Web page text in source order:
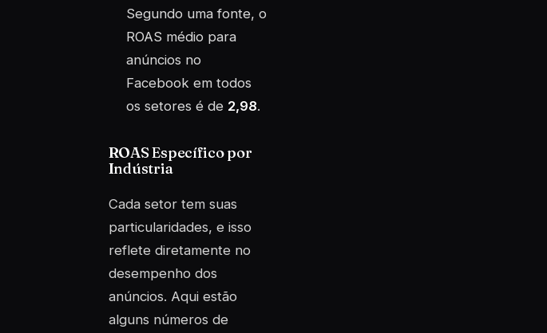
Segundo uma fonte, o
ROAS médio para
anúncios no
Facebook em todos
os setores é de 2,98.
ROAS Específico por
Indústria
Cada setor tem suas
particularidades, e isso
reflete diretamente no
desempenho dos
anúncios. Aqui estão
alguns números de